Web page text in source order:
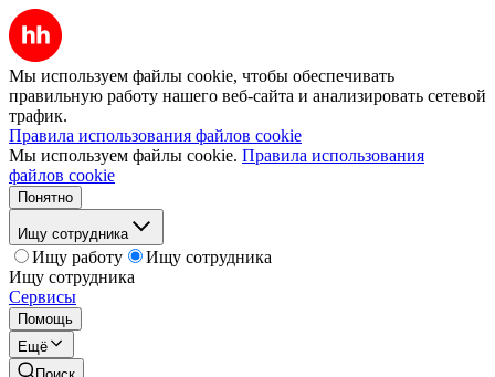
Мы используем файлы cookie, чтобы обеспечивать
правильную работу нашего веб-сайта и анализировать сетевой
трафик.
Правила использования файлов cookie
Мы используем файлы cookie. Правила использования
файлов cookie
Понятно
Ищу сотрудника
Ищу работу
Ищу сотрудника
Ищу сотрудника
Сервисы
Помощь
Ещё